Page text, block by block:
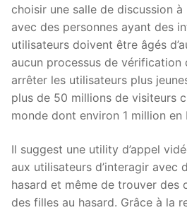
choisir une salle de discussion
avec des personnes ayant des
utilisateurs doivent être âgés
aucun processus de vérification
arrêter les utilisateurs plus
plus de 50 millions de visiteurs
monde dont environ 1 million en
Il suggest une utility d’appel
aux utilisateurs d’interagir avec
hasard et même de trouver des
des filles au hasard. Grâce à la